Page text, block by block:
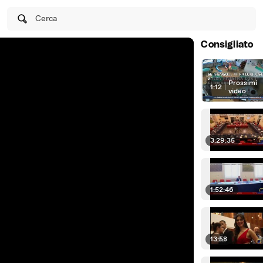
Cerca
Consigliato
1:12 | Prossimi
video
3:29:35
1:52:46
13:58